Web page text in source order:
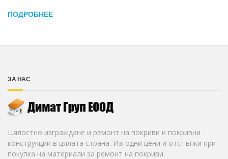
ПОДРОБНЕЕ
ЗА НАС
Цялостно изграждане и ремонт на покриви и покривни
конструкции в цялата страна. Изгодни цени и отстъпки при
покупка на материали за ремонт на покриви.